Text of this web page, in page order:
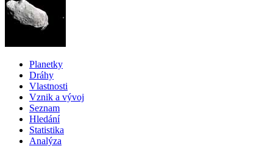
Planetky
Dráhy
Vlastnosti
Vznik a vývoj
Seznam
Hledání
Statistika
Analýza